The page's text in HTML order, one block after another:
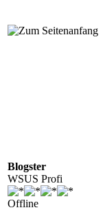
Blogster
WSUS Profi
Offline